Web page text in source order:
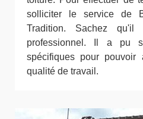
solliciter le service de
Tradition. Sachez qu'il
professionnel. Il a pu
spécifiques pour pouvoir
qualité de travail.